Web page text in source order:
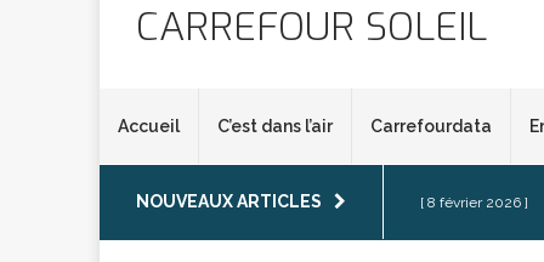
CARREFOUR SOLEIL
Accueil C’est dans l’air Carrefourdata
NOUVEAUX ARTICLES [ 8 février 2026 ]